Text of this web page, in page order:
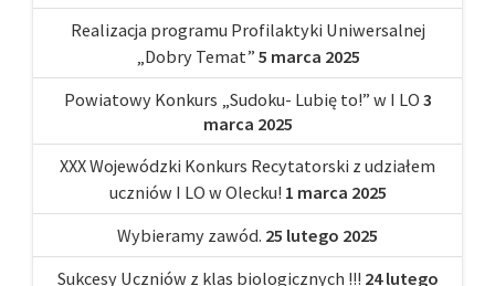
Realizacja programu Profilaktyki Uniwersalnej
„Dobry Temat” 5 marca 2025
Powiatowy Konkurs „Sudoku- Lubię to!” w I LO 3
marca 2025
XXX Wojewódzki Konkurs Recytatorski z udziałem
uczniów I LO w Olecku! 1 marca 2025
Wybieramy zawód. 25 lutego 2025
Sukcesy Uczniów z klas biologicznych !!! 24 lutego